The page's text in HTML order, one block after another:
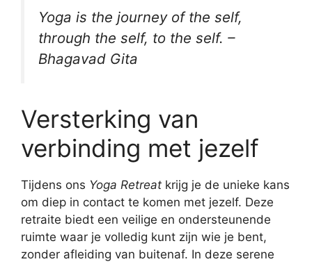
Yoga is the journey of the self,
through the self, to the self. –
Bhagavad Gita
Versterking van
verbinding met jezelf
Tijdens ons Yoga Retreat krijg je de unieke kans
om diep in contact te komen met jezelf. Deze
retraite biedt een veilige en ondersteunende
ruimte waar je volledig kunt zijn wie je bent,
zonder afleiding van buitenaf. In deze serene